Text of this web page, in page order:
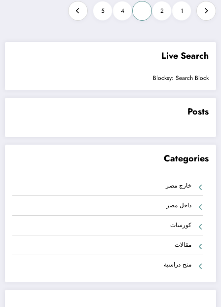
Posts
pagination
1
2
4
5
Live Search
Blocksy: Search Block
Posts
Categories
خارج مصر
داخل مصر
كورسات
مقالات
منح دراسية